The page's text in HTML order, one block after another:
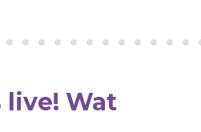
live! Wat